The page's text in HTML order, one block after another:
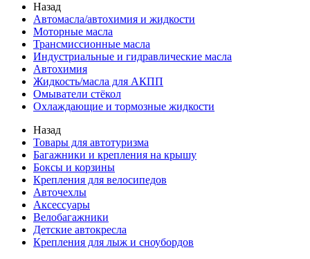
Назад
Автомасла/автохимия и жидкости
Моторные масла
Трансмиссионные масла
Индустриальные и гидравлические масла
Автохимия
Жидкость/масла для АКПП
Омыватели стёкол
Охлаждающие и тормозные жидкости
Назад
Товары для автотуризма
Багажники и крепления на крышу
Боксы и корзины
Крепления для велосипедов
Авточехлы
Аксессуары
Велобагажники
Детские автокресла
Крепления для лыж и сноубордов